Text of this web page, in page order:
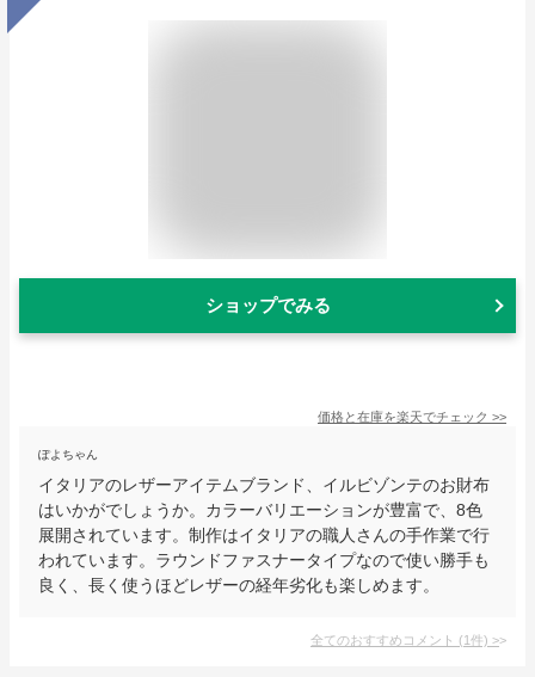
ショップでみる
価格と在庫を楽天でチェック >>
ぽよちゃん
イタリアのレザーアイテムブランド、イルビゾンテのお財布
はいかがでしょうか。カラーバリエーションが豊富で、8色
展開されています。制作はイタリアの職人さんの手作業で行
われています。ラウンドファスナータイプなので使い勝手も
良く、長く使うほどレザーの経年劣化も楽しめます。
全てのおすすめコメント (1件) >